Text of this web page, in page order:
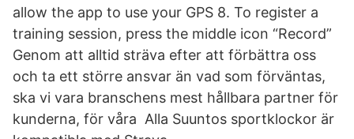
allow the app to use your GPS 8. To register a
training session, press the middle icon “Record”
Genom att alltid sträva efter att förbättra oss
och ta ett större ansvar än vad som förväntas,
ska vi vara branschens mest hållbara partner för
kunderna, för våra Alla Suuntos sportklockor är